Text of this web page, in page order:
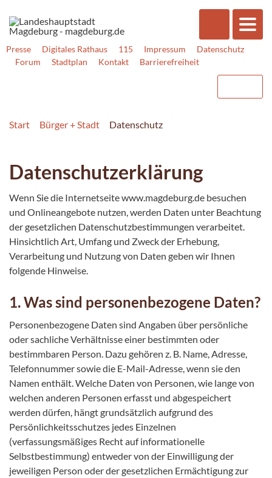
Presse Digitales Rathaus 115 Impressum
Datenschutz
Forum
Stadtplan Kontakt Barrierefreiheit
Start Bürger + Stadt Datenschutz
Datenschutzerklärung
Wenn Sie die Internetseite www.magdeburg.de besuchen
und Onlineangebote nutzen, werden Daten unter Beachtung
der gesetzlichen Datenschutzbestimmungen verarbeitet.
Hinsichtlich Art, Umfang und Zweck der Erhebung,
Verarbeitung und Nutzung von Daten geben wir Ihnen
folgende Hinweise.
1. Was sind personenbezogene Daten?
Personenbezogene Daten sind Angaben über persönliche
oder sachliche Verhältnisse einer bestimmten oder
bestimmbaren Person. Dazu gehören z. B. Name, Adresse,
Telefonnummer sowie die E-Mail-Adresse, wenn sie den
Namen enthält. Welche Daten von Personen, wie lange von
welchen anderen Personen erfasst und abgespeichert
werden dürfen, hängt grundsätzlich aufgrund des
Persönlichkeitsschutzes jedes Einzelnen
(verfassungsmäßiges Recht auf informationelle
Selbstbestimmung) entweder von der Einwilligung der
jeweiligen Person oder der gesetzlichen Ermächtigung zur